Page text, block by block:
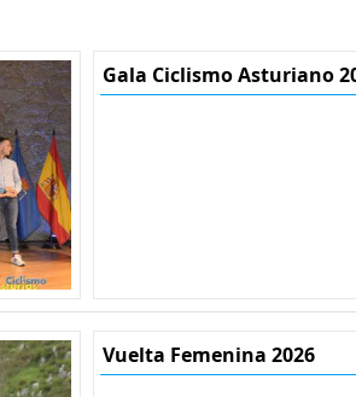
Gala Ciclismo Asturiano
Vuelta Femenina 2026